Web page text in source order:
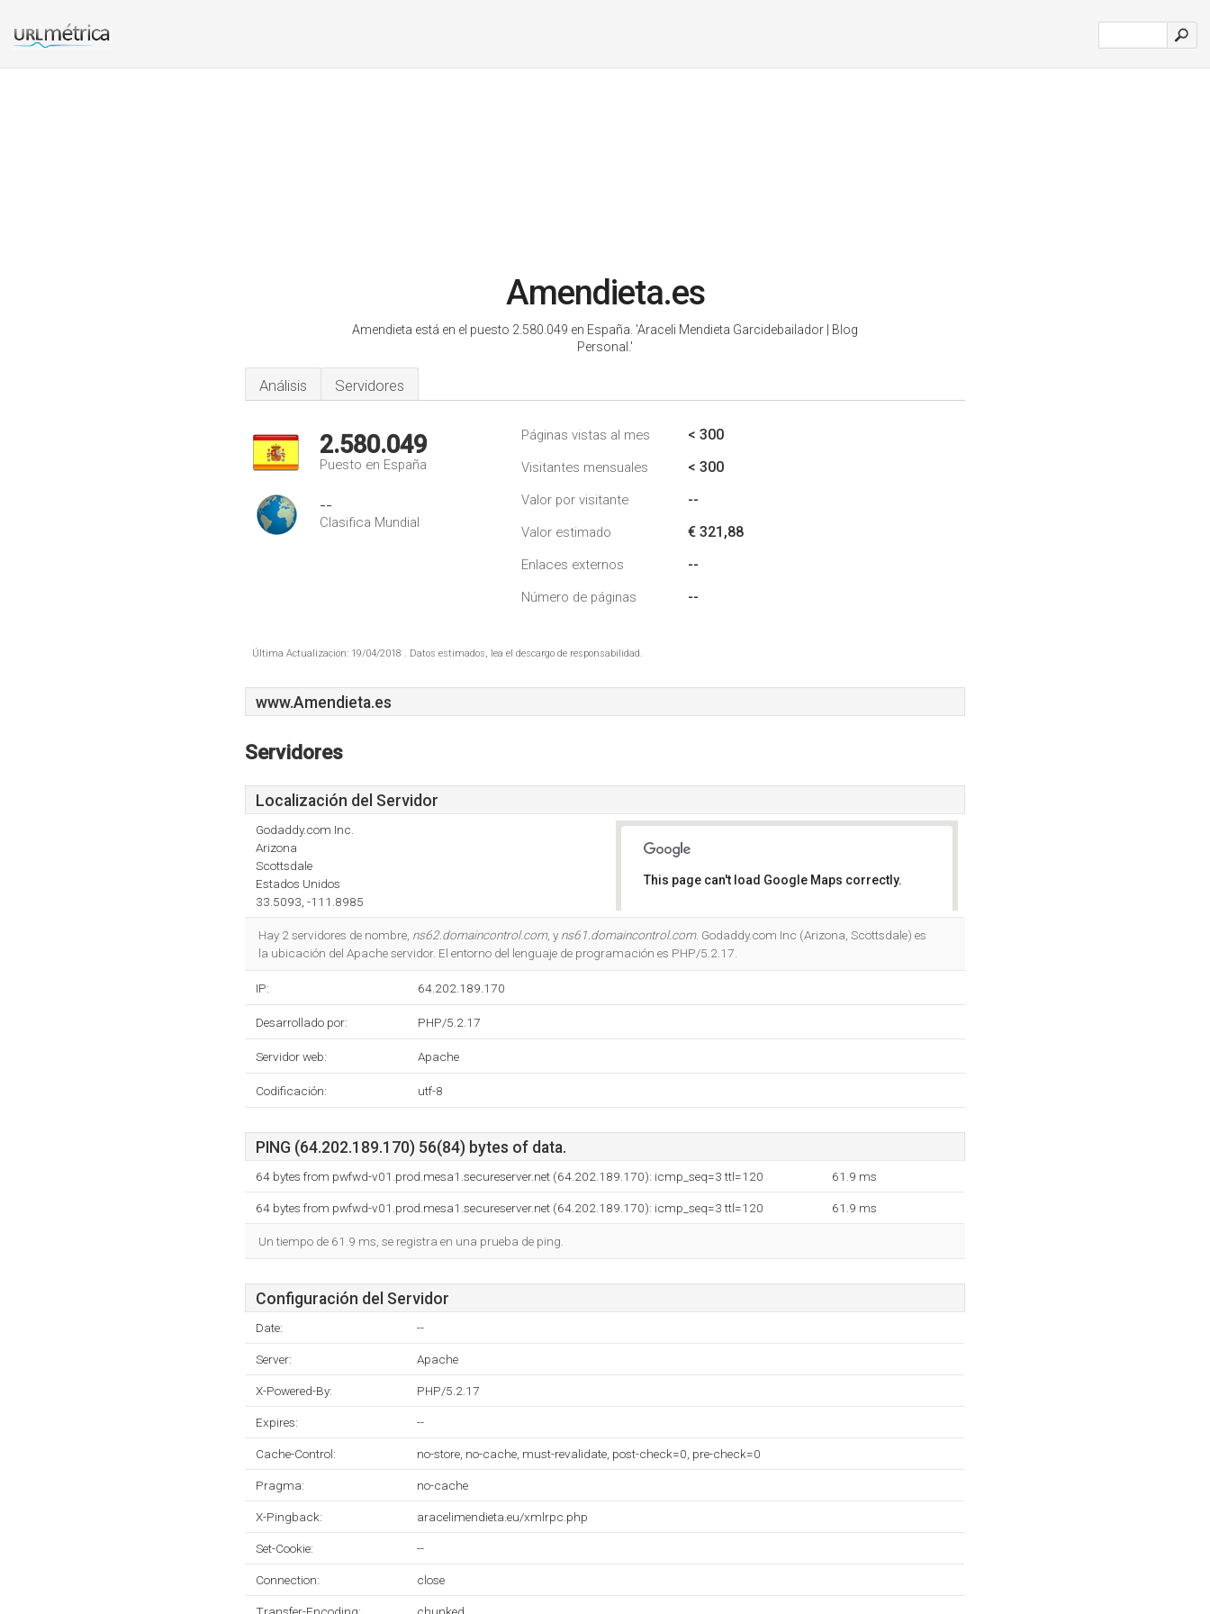
Amendieta.es
Amendieta está en el puesto 2.580.049 en España. 'Araceli Mendieta Garcidebailador | Blog
Personal.'
Análisis Servidores
2.580.049
Puesto en España
--
Clasifica Mundial
Páginas vistas al mes < 300
Visitantes mensuales < 300
Valor por visitante --
Valor estimado € 321,88
Enlaces externos --
Número de páginas --
Última Actualización: 19/04/2018 . Datos estimados, lea el descargo de responsabilidad.
www.Amendieta.es
Servidores
Localización del Servidor
Godaddy.com Inc.
Arizona
Scottsdale
Estados Unidos
33.5093, -111.8985
This page can't load Google Maps correctly.
Hay 2 servidores de nombre, ns62.domaincontrol.com, y ns61.domaincontrol.com. Godaddy.com Inc (Arizona, Scottsdale) es
la ubicación del Apache servidor. El entorno del lenguaje de programación es PHP/5.2.17.
IP: 64.202.189.170
Desarrollado por: PHP/5.2.17
Servidor web: Apache
Codificación: utf-8
PING (64.202.189.170) 56(84) bytes of data.
64 bytes from pwfwd-v01.prod.mesa1.secureserver.net (64.202.189.170): icmp_seq=3 ttl=120 61.9 ms
64 bytes from pwfwd-v01.prod.mesa1.secureserver.net (64.202.189.170): icmp_seq=3 ttl=120 61.9 ms
Un tiempo de 61.9 ms, se registra en una prueba de ping.
Configuración del Servidor
Date: --
Server: Apache
X-Powered-By: PHP/5.2.17
Expires: --
Cache-Control: no-store, no-cache, must-revalidate, post-check=0, pre-check=0
Pragma: no-cache
X-Pingback: aracelimendieta.eu/xmlrpc.php
Set-Cookie: --
Connection: close